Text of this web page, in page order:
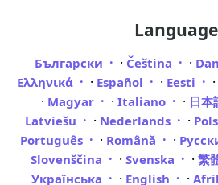
Български · Čeština ·
Ελληνικά · Español · Eesti ·
· Magyar · Italiano · 日本
Latviešu · Nederlands ·
Português · Română ·
Slovenščina · Svenska · 繁
Українська · English ·